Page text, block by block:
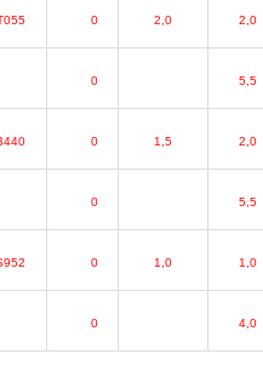
0 2,0 2,0
0 5,5
0 1,5 2,0
0 5,5
0 1,0 1,0
0 4,0